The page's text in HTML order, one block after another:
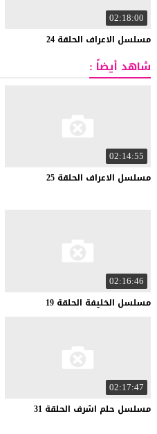
02:18:00
مسلسل الاعراف الحلقة 24
شاهد أيضاً :
02:14:55
مسلسل الاعراف الحلقة 25
02:16:46
مسلسل الخليفة الحلقة 19
02:17:47
مسلسل حلم اشرف الحلقة 31